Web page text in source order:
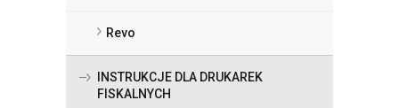
Revo
INSTRUKCJE DLA DRUKAREK
FISKALNYCH